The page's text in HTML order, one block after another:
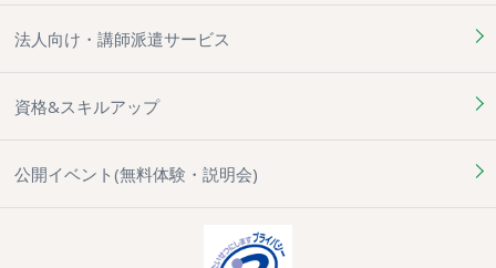
法人向け・講師派遣サービス
資格&スキルアップ
公開イベント(無料体験・説明会)